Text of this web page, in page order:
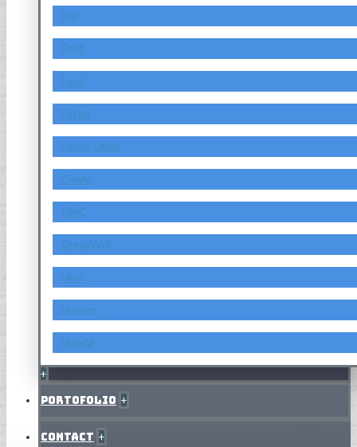
Fiat
Fiath
Ford
Foton
Fuyao Glass
Geely
GMC
GreatWall
Hino
Holden
Honda
+
Portofolio +
Contact +